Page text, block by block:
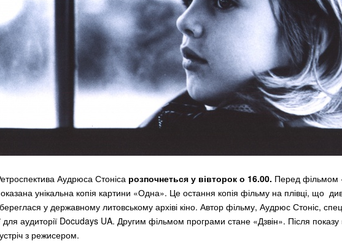
Аудрюса Стоніса розпочнеться у вівторок о 16.00. Перед фільмом
унікальна копія картини «Одна». Це остання копія фільму на плівці, що
у державному литовському архіві кіно. Автор фільму, Аудрюс Стоніс,
для аудиторії Docudays UA. Другим фільмом програми стане «Дзвін». Після показу
з режисером.